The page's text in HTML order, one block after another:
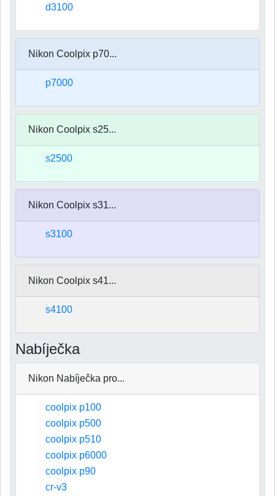
d3100
Nikon Coolpix p70...
p7000
Nikon Coolpix s25...
s2500
Nikon Coolpix s31...
s3100
Nikon Coolpix s41...
s4100
Nabíječka
Nikon Nabíječka pro...
coolpix p100
coolpix p500
coolpix p510
coolpix p6000
coolpix p90
cr-v3